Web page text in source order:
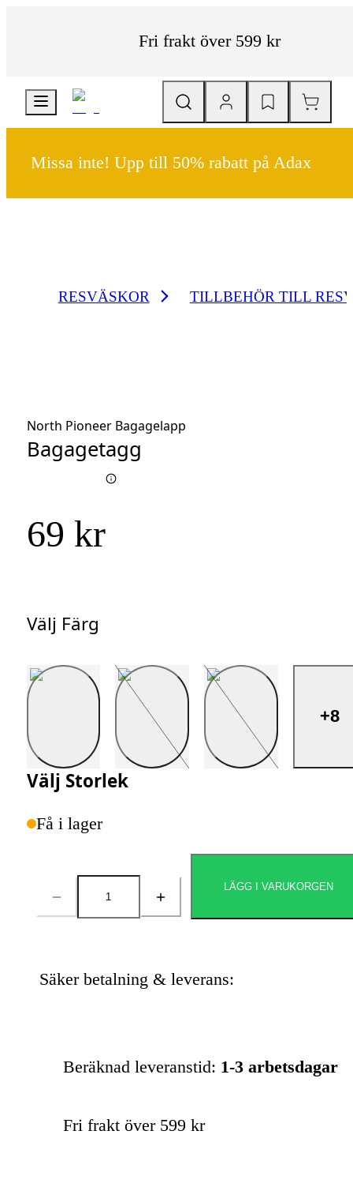
Fri frakt över 599 kr
Missa inte! Upp till 50% rabatt på Adax
RESVÄSKOR TILLBEHÖR TILL
North Pioneer Bagagelapp
Bagagetagg
69 kr
Välj Färg
Välj Färg
+8
Välj Storlek
Få i lager
Antal
LÄGG I VARUKORGEN
Säker betalning & leverans:
Beräknad leveranstid: 1-3 arbetsdagar
Fri frakt över 599 kr